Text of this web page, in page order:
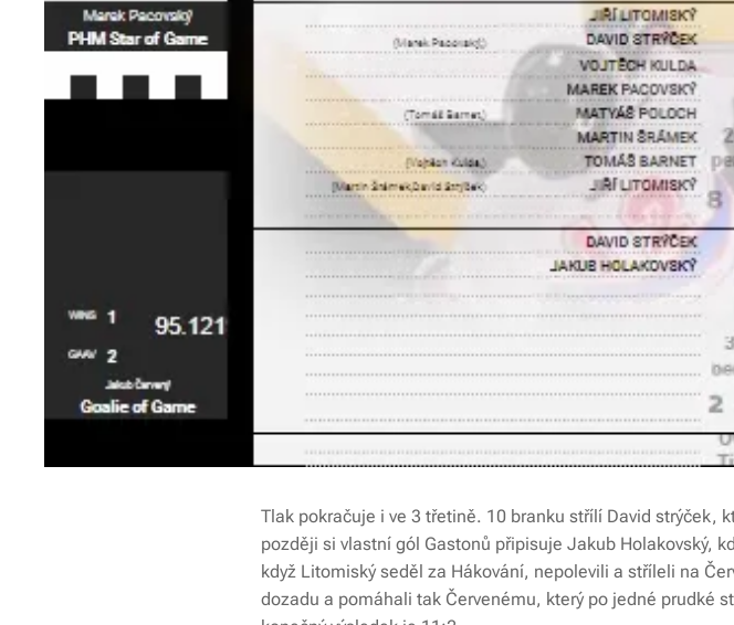
Tlak pokračuje i ve 3 třetině. 10 branku střílí David strýček,
později si vlastní gól Gastonů připisuje Jakub Holakovský,
když Litomiský seděl za Hákování, nepolevili a stříleli na
dozadu a pomáhali tak Červenému, který po jedné prudké